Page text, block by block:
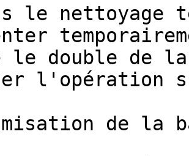
le nettoyage
le double de
l'opération
de la